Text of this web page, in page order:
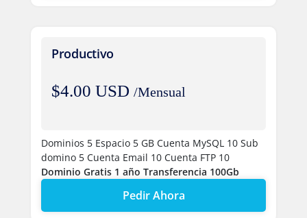
Productivo
$4.00 USD /Mensual
Dominios 5 Espacio 5 GB Cuenta MySQL 10 Sub
domino 5 Cuenta Email 10 Cuenta FTP 10
Dominio Gratis 1 año Transferencia 100Gb
Pedir Ahora